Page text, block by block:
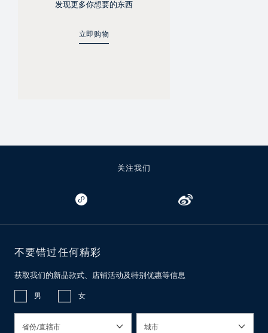
发现更多你想要的东西
立即购物
关注我们
不要错过任何精彩
获取我们的新品款式、店铺活动及特别优惠等信息
男 女
省份/直辖市 城市